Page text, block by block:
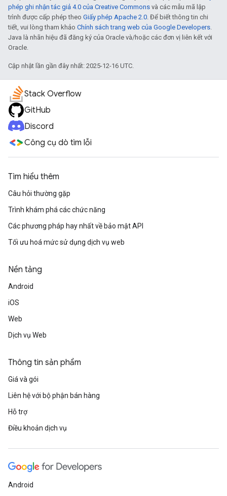
phép ghi nhận tác giả 4.0 của Creative Commons và các mẫu mã lập
trình được cấp phép theo Giấy phép Apache 2.0 . Để biết thông tin chi
tiết, vui lòng tham khảo Chính sách trang web của Google Developers
Java là nhãn hiệu đã đăng ký của Oracle và/hoặc các đơn vị liên kết với
Oracle.
Cập nhật lần gần đây nhất: 2025-12-16 UTC.
Stack Overflow
GitHub
Discord
Công cụ dò tìm lỗi
Tìm hiểu thêm
Câu hỏi thường gặp
Trình khám phá các chức năng
Các phương pháp hay nhất về bảo mật API
Tối ưu hoá mức sử dụng dịch vụ web
Nền tảng
Android
iOS
Web
Dịch vụ Web
Thông tin sản phẩm
Giá và gói
Liên hệ với bộ phận bán hàng
Hỗ trợ
Điều khoản dịch vụ
Android